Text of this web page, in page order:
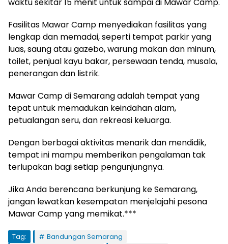
waktu sekitar 15 menit untuk sampai di Mawar Camp.
Fasilitas Mawar Camp menyediakan fasilitas yang
lengkap dan memadai, seperti tempat parkir yang
luas, saung atau gazebo, warung makan dan minum,
toilet, penjual kayu bakar, persewaan tenda, musala,
penerangan dan listrik.
Mawar Camp di Semarang adalah tempat yang
tepat untuk memadukan keindahan alam,
petualangan seru, dan rekreasi keluarga.
Dengan berbagai aktivitas menarik dan mendidik,
tempat ini mampu memberikan pengalaman tak
terlupakan bagi setiap pengunjungnya.
Jika Anda berencana berkunjung ke Semarang,
jangan lewatkan kesempatan menjelajahi pesona
Mawar Camp yang memikat.***
Tag:
Bandungan Semarang